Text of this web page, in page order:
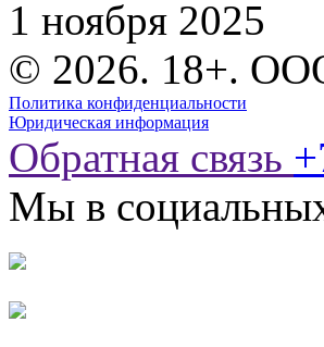
1 ноября 2025
© 2026. 18+.
Политика конфиденциальности
Юридическая информация
Обратная связь
Мы в